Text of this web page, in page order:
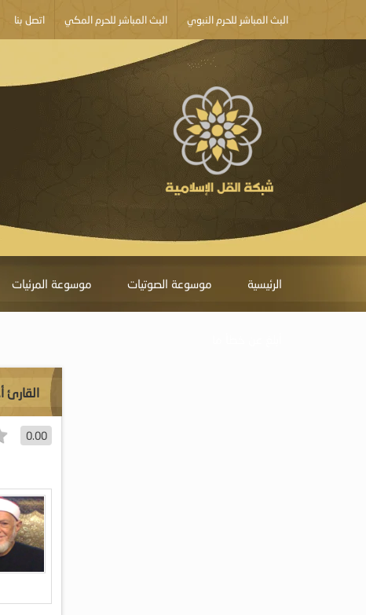
البث المباشر للحرم النبوي البث المباشر للحرم المكي اتصل بنا
الرئيسية موسوعة الصوتيات موسوعة المرئيات
القارئ
0.00